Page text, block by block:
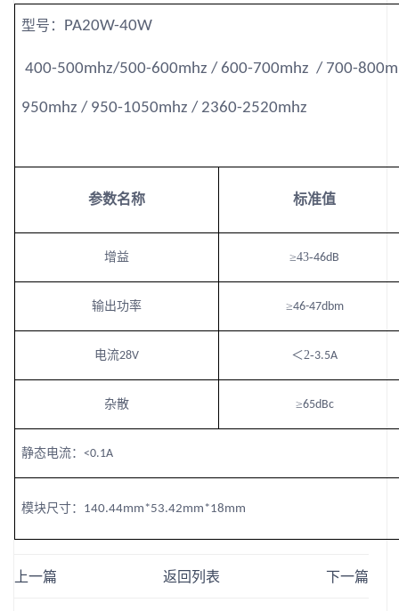
型号： PA20W-40W
400-500mhz/500-600mhz / 600-700mhz / 700-
950mhz / 950-1050mhz / 2360-2520mhz
参数名称 标准值
增益 ≥43-46dB
输出功率 ≥46-47dbm
电流28V ＜2-3.5A
杂散 ≥65dBc
静态电流：<0.1A
模块尺寸： 140.44mm*53.42mm*18mm
上一篇 返回列表 下一篇